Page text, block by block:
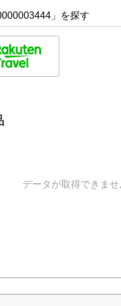
」を探す
データが取得できま